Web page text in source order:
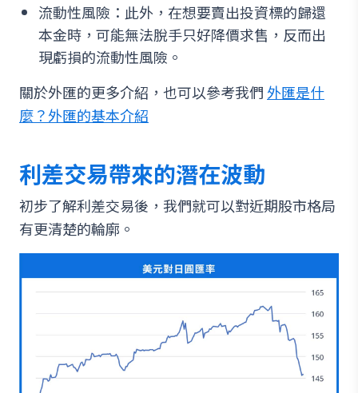
流動性風險：此外，在想要賣出投資標的歸還
本金時，可能無法脫手只好降價求售，反而出
現虧損的流動性風險。
關於外匯的更多介紹，也可以參考我們 外匯是什
麼？外匯的基本介紹
利差交易帶來的潛在波動
初步了解利差交易後，我們就可以對近期股市格局
有更清楚的輪廓。